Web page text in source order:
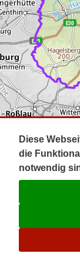
Kontakt
Diese
die
notwendig